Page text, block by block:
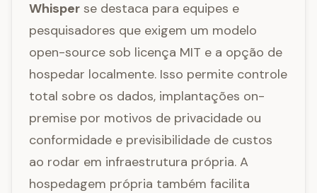
Whisper se destaca para equipes e
pesquisadores que exigem um modelo
open-source sob licença MIT e a opção de
hospedar localmente. Isso permite controle
total sobre os dados, implantações on-
premise por motivos de privacidade ou
conformidade e previsibilidade de custos
ao rodar em infraestrutura própria. A
hospedagem própria também facilita